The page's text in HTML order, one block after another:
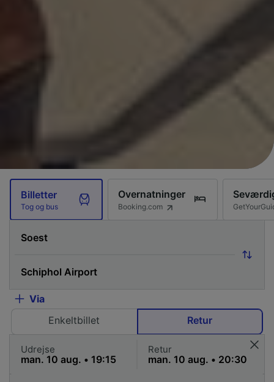
Billetter
Tog og bus
Overnatninger
Booking.com
Via
Enkeltbillet
Retur
Udrejse Retur